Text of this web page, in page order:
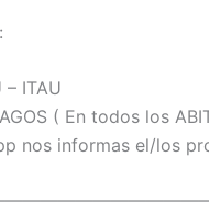
– ITAU
( En todos los
nos informas el/los